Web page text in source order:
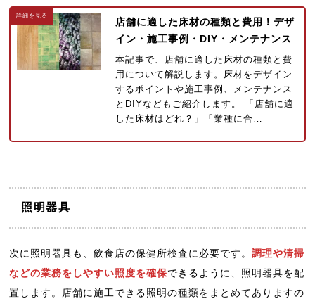
店舗に適した床材の種類と費用！デザ
イン・施工事例・DIY・メンテナンス
本記事で、店舗に適した床材の種類と費
用について解説します。床材をデザイン
するポイントや施工事例、メンテナンス
とDIYなどもご紹介します。 「店舗に適
した床材はどれ？」「業種に合…
照明器具
次に照明器具も、飲食店の保健所検査に必要です。調理や清掃
などの業務をしやすい照度を確保できるように、照明器具を配
置します。店舗に施工できる照明の種類をまとめてありますの